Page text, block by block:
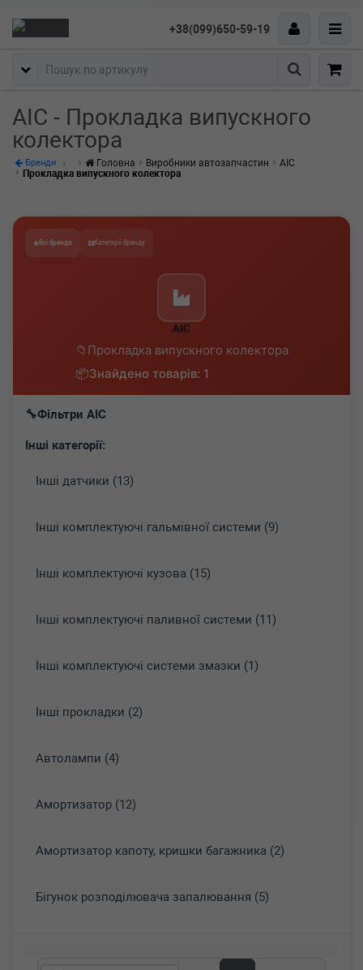
+38(099)650-59-19
Пошук
AIC - Прокладка випускного
колектора
Бренди Головна Виробники автозапчастин
AIC
Прокладка випускного колектора
Всі бренди Категорії бренду
AIC
Прокладка випускного колектора
Знайдено товарів: 1
Фільтри AIC
Інші категорії:
Інші датчики (13)
Інші комплектуючі гальмівної системи (9)
Інші комплектуючі кузова (15)
Інші комплектуючі паливної системи (11)
Інші комплектуючі системи змазки (1)
Інші прокладки (2)
Автолампи (4)
Амортизатор (12)
Амортизатор капоту, кришки багажника (2)
Бігунок розподілювача запалювання (5)